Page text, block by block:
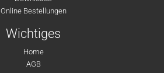
Online Bestellungen
Wichtiges
Home
AGB